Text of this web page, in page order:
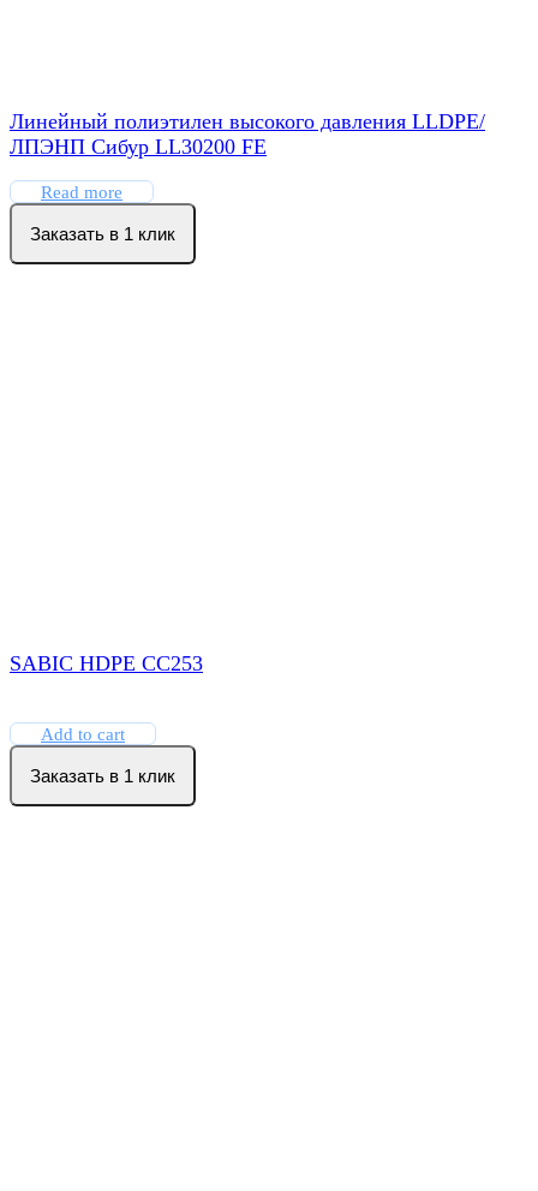
Линейный полиэтилен высокого давления LLDPE/
ЛПЭНП Сибур LL30200 FE
Read more
Заказать в 1 клик
SABIC HDPE СС253
Add to cart
Заказать в 1 клик